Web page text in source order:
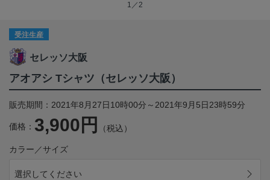
1／2
受注生産
セレッソ大阪
アオアシ Tシャツ（セレッソ大阪）
販売期間：2021年8月27日10時00分～2021年9月5日23時59分
価格： 3,900円 （税込）
カラー／サイズ
選択してください